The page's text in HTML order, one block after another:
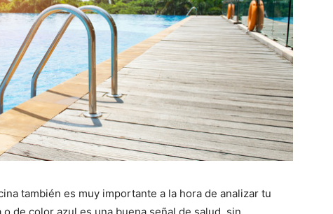
también es muy importante a la hora de analizar tu